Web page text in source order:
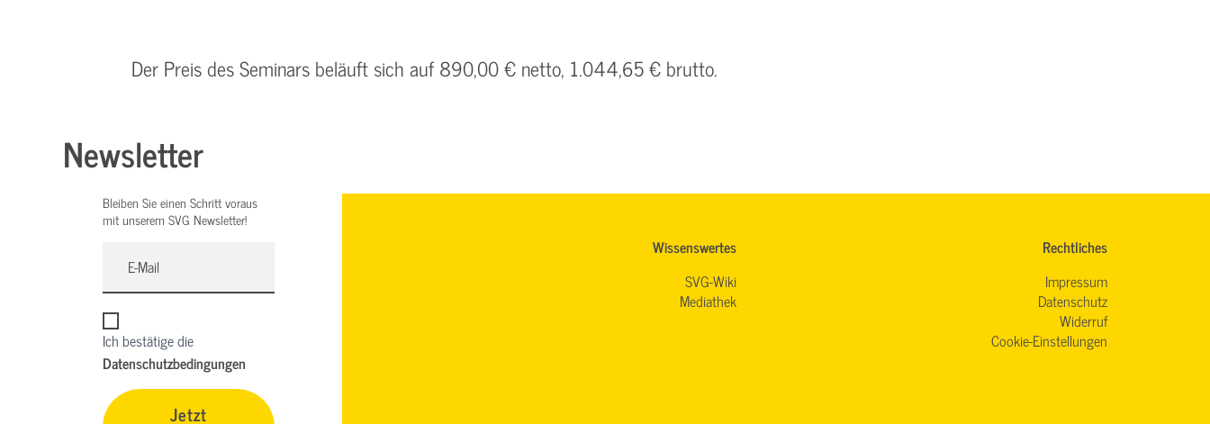
Der Preis des Seminars beläuft sich auf 890,00 € netto, 1.044,65 € brutto.
Newsletter
Bleiben Sie einen Schritt voraus
mit unserem SVG Newsletter!
Ich bestätige die
Datenschutzbedingungen
Jetzt
Wissenswertes
SVG-Wiki
Mediathek
Rechtliches
Impressum
Datenschutz
Widerruf
Cookie-Einstellungen